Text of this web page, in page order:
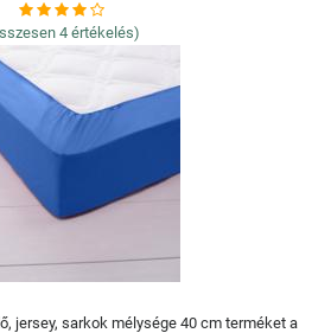
4 értékelés)
jersey, sarkok mélysége 40 cm terméket a